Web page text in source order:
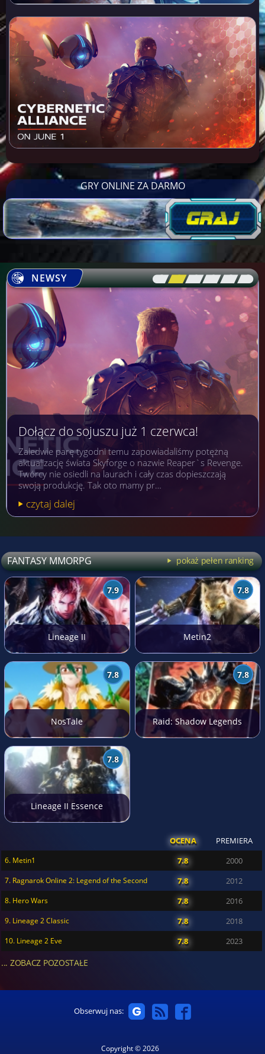
GRY ONLINE ZA DARMO
NEWSY [\ \\ \\ \\ \\ \]
Dołącz do sojuszu już 1 czerwca!
Zaledwie parę tygodni temu zapowiadaliśmy potężną
aktualizację świata Skyforge o nazwie Reaper`s Revenge.
Twórcy nie osiedli na laurach i cały czas dopieszczają
swoją produkcję. Tak oto mamy pr…
czytaj dalej
FANTASY MMORPG pokaż pełen ranking
7.9
Lineage II
7.8
Metin2
7.8
NosTale
7.8
Raid: Shadow Legends
7.8
Lineage II Essence
OCENA PREMIERA
6. Metin1 7.8 2000
7. Ragnarok Online 2: Legend of the Second 7.8 2012
8. Hero Wars 7.8 2016
9. Lineage 2 Classic 7.8 2018
10. Lineage 2 Eve 7.8 2023
... ZOBACZ POZOSTAŁE
Obserwuj nas:
Copyright © 2026